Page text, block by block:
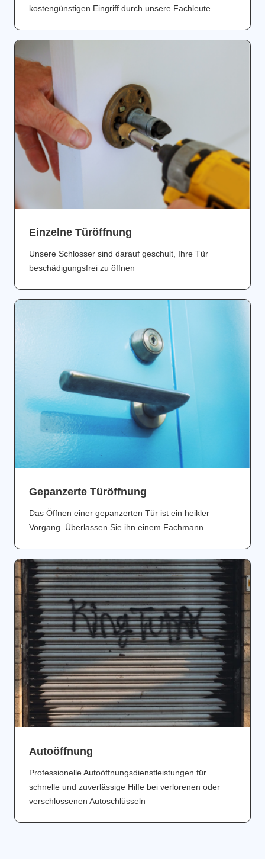
kostengünstigen Eingriff durch unsere Fachleute
Einzelne Türöffnung
Unsere Schlosser sind darauf geschult, Ihre Tür
beschädigungsfrei zu öffnen
Gepanzerte Türöffnung
Das Öffnen einer gepanzerten Tür ist ein heikler
Vorgang. Überlassen Sie ihn einem Fachmann
Аutoöffnung
Professionelle Autoöffnungsdienstleistungen für
schnelle und zuverlässige Hilfe bei verlorenen oder
verschlossenen Autoschlüsseln